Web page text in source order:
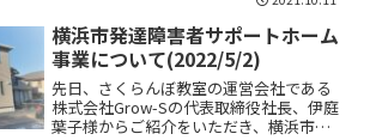
横浜市発達障害者サポートホーム
事業について(2022/5/2)
先日、さくらんぼ教室の運営会社である
株式会社Grow-Sの代表取締役社長、伊庭
葉子様からご紹介をいただき、横浜市発